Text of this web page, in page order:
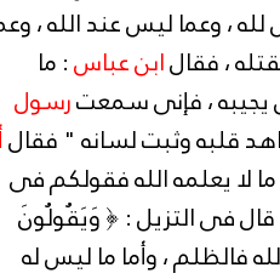
، وعما ليس عند الله ،
، فقالابن عباس: ما
يجيبه ، فإنى سمعترسول
قلبه وثبت لسانه " فقال
ما لا يعلمه الله فقولكم فى
، قال فى التزيل : ﴿ وَيَقُولُونَ
فالظلم ، وأما ما ليس له